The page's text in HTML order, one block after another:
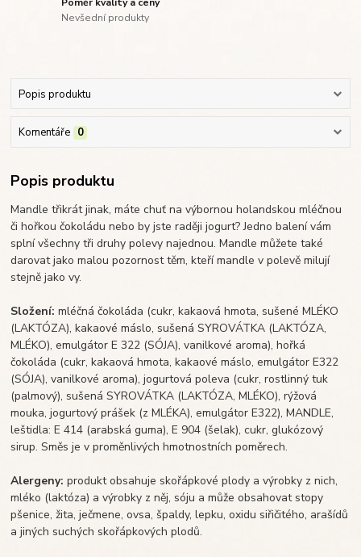
Nevšední produkty
Popis produktu
Komentáře 0
Popis produktu
Mandle třikrát jinak, máte chuť na výbornou holandskou mléčnou
či hořkou čokoládu nebo by jste raději jogurt? Jedno balení vám
splní všechny tři druhy polevy najednou. Mandle můžete také
darovat jako malou pozornost těm, kteří mandle v polevě milují
stejně jako vy.
Složení: mléčná čokoláda (cukr, kakaová hmota, sušené MLÉKO
(LAKTÓZA), kakaové máslo, sušená SYROVÁTKA (LAKTÓZA,
MLÉKO), emulgátor E 322 (SÓJA), vanilkové aroma), hořká
čokoláda (cukr, kakaová hmota, kakaové máslo, emulgátor E322
(SÓJA), vanilkové aroma), jogurtová poleva (cukr, rostlinný tuk
(palmový), sušená SYROVÁTKA (LAKTÓZA, MLÉKO), rýžová
mouka, jogurtový prášek (z MLÉKA), emulgátor E322), MANDLE,
leštidla: E 414 (arabská guma), E 904 (šelak), cukr, glukózový
sirup. Směs je v proměnlivých hmotnostních poměrech.
Alergeny: produkt obsahuje skořápkové plody a výrobky z nich,
mléko (laktóza) a výrobky z něj, sóju a může obsahovat stopy
pšenice, žita, ječmene, ovsa, špaldy, lepku, oxidu siřičitého, arašídů
a jiných suchých skořápkových plodů.